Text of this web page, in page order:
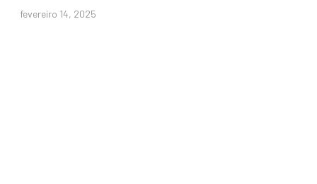
fevereiro 14, 2025